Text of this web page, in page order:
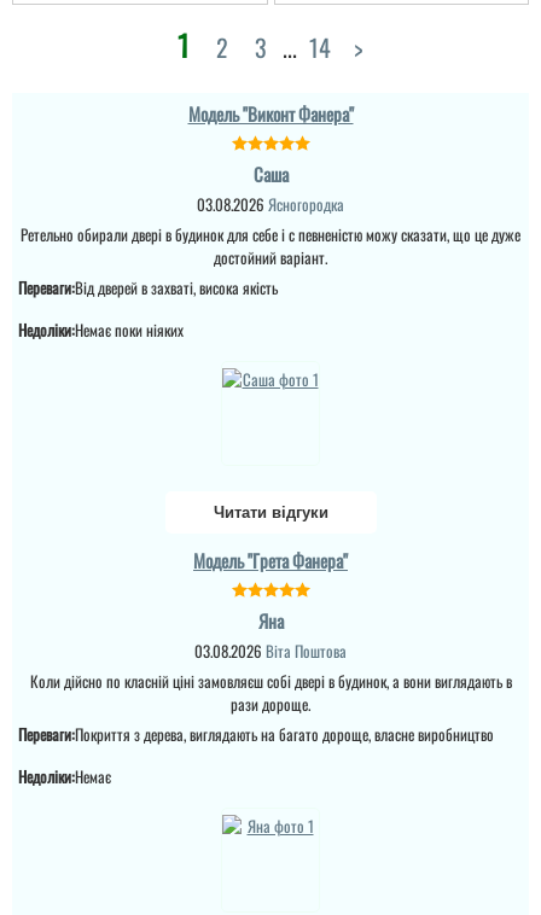
з усім взимку
відгук тільки зараз ...
читати всі відгуки
Сергій
Непоганий варінт, дуже
є в наявності, та хороша
ціна, мені потрібно були
1 2 3 ... 14 >
Модель "Виконт Фанера"
Саша
03.08.2026 Ясногородка
Ретельно обирали двері в будинок для себе і с певненістю можу сказати, що це дуже
достойний варіант.
Переваги:Від дверей в захваті, висока якість
Недоліки:Немає поки ніяких
Читати відгуки
Модель "Грета Фанера"
Яна
03.08.2026 Віта Поштова
Коли дійсно по класній ціні замовляєш собі двері в будинок, а вони виглядають в
рази дороще.
Переваги:Покриття з дерева, виглядають на багато дороще, власне виробництво
Недоліки:Немає